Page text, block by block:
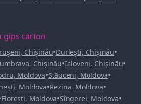
gips carton
Chișinău•Durlești, Chișinău•
Chișinău•Ialoveni, Chișinău•
Moldova•Stăuceni, Moldova•
Moldova•Rezina, Moldova•
Florești, Moldova•Sîngerei, Moldova•